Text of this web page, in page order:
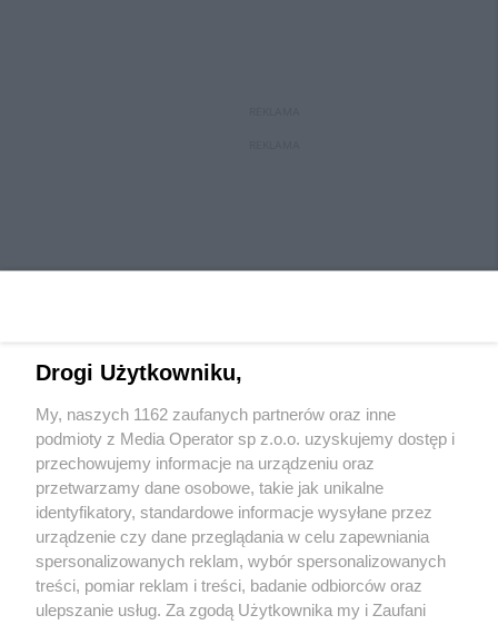
Wydawca mediówlokalnych
Nie zapomnij
zapoznać się z:
polityką prywatności
Twojemiasto Skontaktuj się z nami
Drogi Użytkowniku,
My, naszych 1162 zaufanych partnerów oraz inne
podmioty z Media Operator sp z.o.o. uzyskujemy dostęp i
przechowujemy informacje na urządzeniu oraz
przetwarzamy dane osobowe, takie jak unikalne
identyfikatory, standardowe informacje wysyłane przez
urządzenie czy dane przeglądania w celu zapewniania
spersonalizowanych reklam, wybór spersonalizowanych
treści, pomiar reklam i treści, badanie odbiorców oraz
ulepszanie usług. Za zgodą Użytkownika my i Zaufani